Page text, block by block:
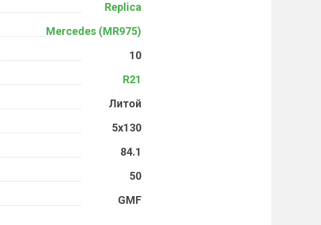
Replica
Mercedes (MR975)
10
R21
Литой
5x130
84.1
50
GMF